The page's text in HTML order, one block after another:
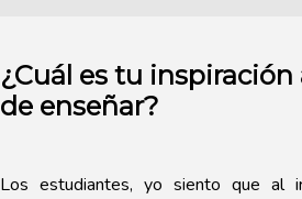
¿Cuál es tu
de enseñar?
Los estudiantes, yo siento que al